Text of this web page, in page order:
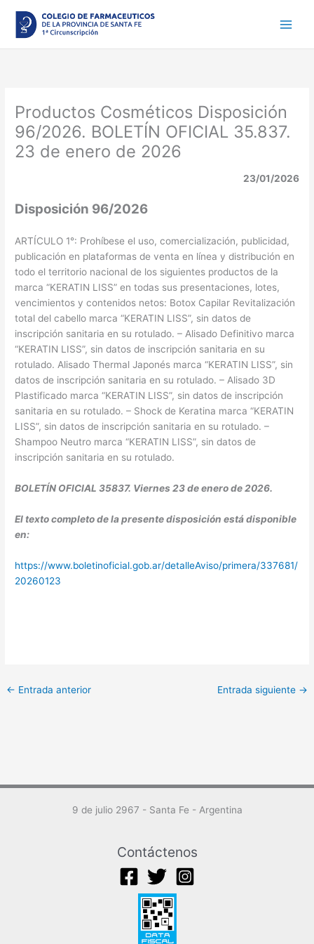
contenido
Productos Cosméticos Disposición
96/2026. BOLETÍN OFICIAL 35.837.
23 de enero de 2026
23/01/2026
Disposición 96/2026
ARTÍCULO 1°: Prohíbese el uso, comercialización, publicidad,
publicación en plataformas de venta en línea y distribución en
todo el territorio nacional de los siguientes productos de la
marca “KERATIN LISS” en todas sus presentaciones, lotes,
vencimientos y contenidos netos: Botox Capilar Revitalización
total del cabello marca “KERATIN LISS”, sin datos de
inscripción sanitaria en su rotulado. – Alisado Definitivo marca
“KERATIN LISS”, sin datos de inscripción sanitaria en su
rotulado. Alisado Thermal Japonés marca “KERATIN LISS”, sin
datos de inscripción sanitaria en su rotulado. – Alisado 3D
Plastificado marca “KERATIN LISS”, sin datos de inscripción
sanitaria en su rotulado. – Shock de Keratina marca “KERATIN
LISS”, sin datos de inscripción sanitaria en su rotulado. –
Shampoo Neutro marca “KERATIN LISS”, sin datos de
inscripción sanitaria en su rotulado.
BOLETÍN OFICIAL 35837. Viernes 23 de enero de 2026.
El texto completo de la presente disposición está disponible
en:
https://www.boletinoficial.gob.ar/detalleAviso/primera/337681/
20260123
← Entrada anterior Entrada siguiente →
9 de julio 2967 - Santa Fe - Argentina
Contáctenos